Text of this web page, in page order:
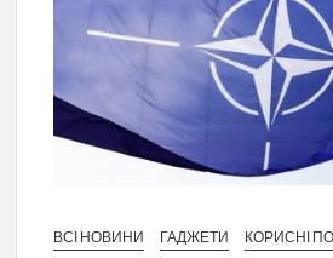
ВСІ НОВИНИ ГАДЖЕТИ КОРИСНІ